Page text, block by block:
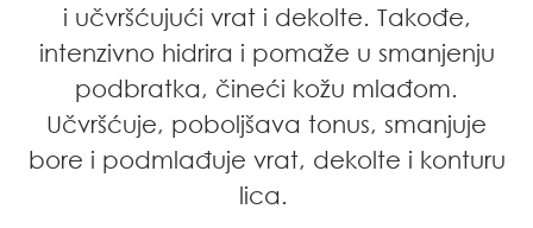
i učvršćujući vrat i dekolte. Takođe,
intenzivno hidrira i pomaže u smanjenju
podbratka, čineći kožu mlađom.
Učvršćuje, poboljšava tonus, smanjuje
bore i podmlađuje vrat, dekolte i konturu
lica.